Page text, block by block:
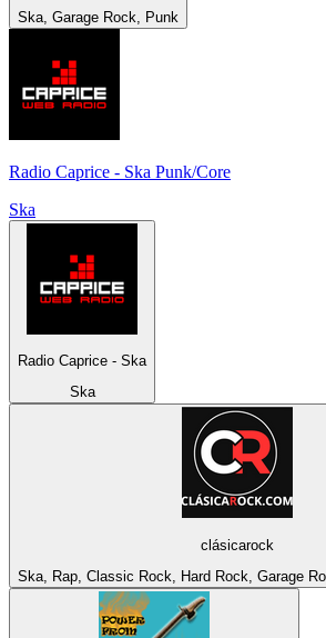
Ska, Garage Rock, Punk
Radio Caprice - Ska Punk/Core
Ska
Radio Caprice - Ska
Ska
clásicarock
Ska, Rap, Classic Rock, Hard Rock, Garage